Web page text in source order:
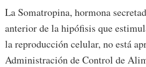
La Somatropina, hormona
anterior de la hipófisis que
la reproducción celular, no está
Administración de Control de